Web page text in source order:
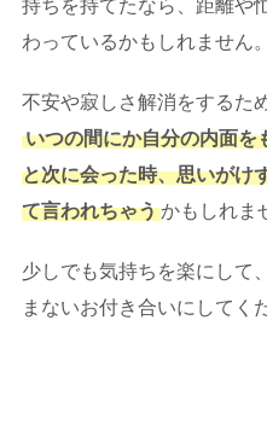
持ちを持てたなら、距離や
わっているかもしれません。
不安や寂しさ解消をするた
いつの間にか自分の内面を
と次に会った時、思いがけ
て言われちゃうかもしれま
少しでも気持ちを楽にして
まないお付き合いにしてく